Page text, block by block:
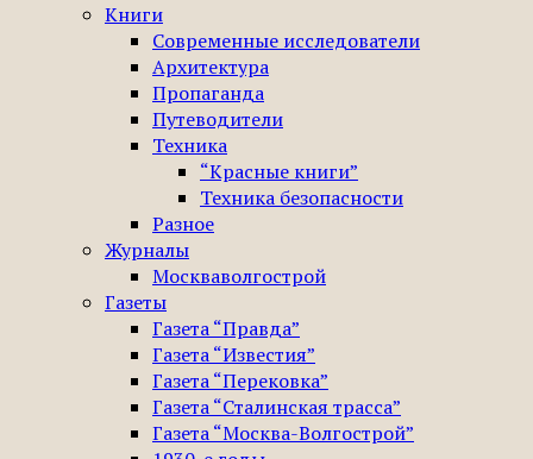
Книги
Современные исследователи
Архитектура
Пропаганда
Путеводители
Техника
“Красные книги”
Техника безопасности
Разное
Журналы
Москваволгострой
Газеты
Газета “Правда”
Газета “Известия”
Газета “Перековка”
Газета “Сталинская трасса”
Газета “Москва-Волгострой”